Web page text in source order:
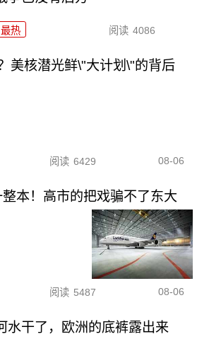
最热 阅读 4086
美核潜光鲜\"大计划\"的背后
阅读 6429 08-06
本！高市的把戏骗不了东大
阅读 5487 08-06
水干了，欧洲的底裤露出来